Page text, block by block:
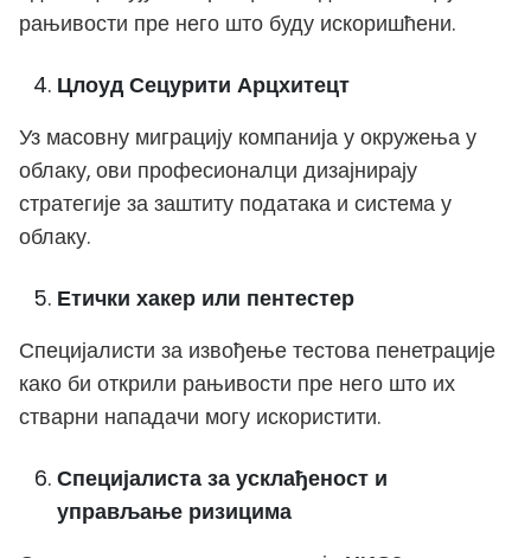
рањивости пре него што буду искоришћени.
Цлоуд Сецурити Арцхитецт
Уз масовну миграцију компанија у окружења у
облаку, ови професионалци дизајнирају
стратегије за заштиту података и система у
облаку.
Етички хакер или пентестер
Специјалисти за извођење тестова пенетрације
како би открили рањивости пре него што их
стварни нападачи могу искористити.
Специјалиста за усклађеност и
управљање ризицима